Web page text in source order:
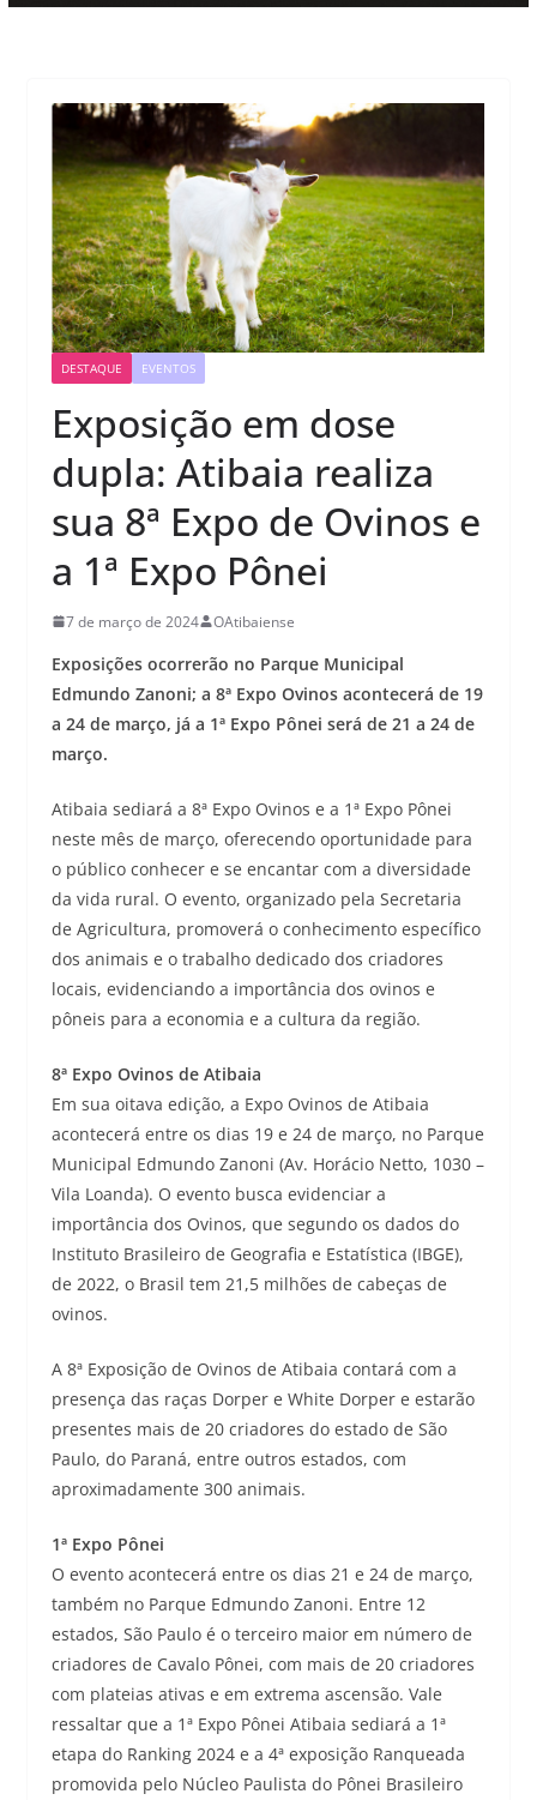
DESTAQUE EVENTOS
Exposição em dose
dupla: Atibaia realiza
sua 8ª Expo de Ovinos e
a 1ª Expo Pônei
7 de março de 2024 OAtibaiense
Exposições ocorrerão no Parque Municipal
Edmundo Zanoni; a 8ª Expo Ovinos acontecerá de 19
a 24 de março, já a 1ª Expo Pônei será de 21 a 24 de
março.
Atibaia sediará a 8ª Expo Ovinos e a 1ª Expo Pônei
neste mês de março, oferecendo oportunidade para
o público conhecer e se encantar com a diversidade
da vida rural. O evento, organizado pela Secretaria
de Agricultura, promoverá o conhecimento específico
dos animais e o trabalho dedicado dos criadores
locais, evidenciando a importância dos ovinos e
pôneis para a economia e a cultura da região.
8ª Expo Ovinos de Atibaia
Em sua oitava edição, a Expo Ovinos de Atibaia
acontecerá entre os dias 19 e 24 de março, no Parque
Municipal Edmundo Zanoni (Av. Horácio Netto, 1030 –
Vila Loanda). O evento busca evidenciar a
importância dos Ovinos, que segundo os dados do
Instituto Brasileiro de Geografia e Estatística (IBGE),
de 2022, o Brasil tem 21,5 milhões de cabeças de
ovinos.
A 8ª Exposição de Ovinos de Atibaia contará com a
presença das raças Dorper e White Dorper e estarão
presentes mais de 20 criadores do estado de São
Paulo, do Paraná, entre outros estados, com
aproximadamente 300 animais.
1ª Expo Pônei
O evento acontecerá entre os dias 21 e 24 de março,
também no Parque Edmundo Zanoni. Entre 12
estados, São Paulo é o terceiro maior em número de
criadores de Cavalo Pônei, com mais de 20 criadores
com plateias ativas e em extrema ascensão. Vale
ressaltar que a 1ª Expo Pônei Atibaia sediará a 1ª
etapa do Ranking 2024 e a 4ª exposição Ranqueada
promovida pelo Núcleo Paulista do Pônei Brasileiro